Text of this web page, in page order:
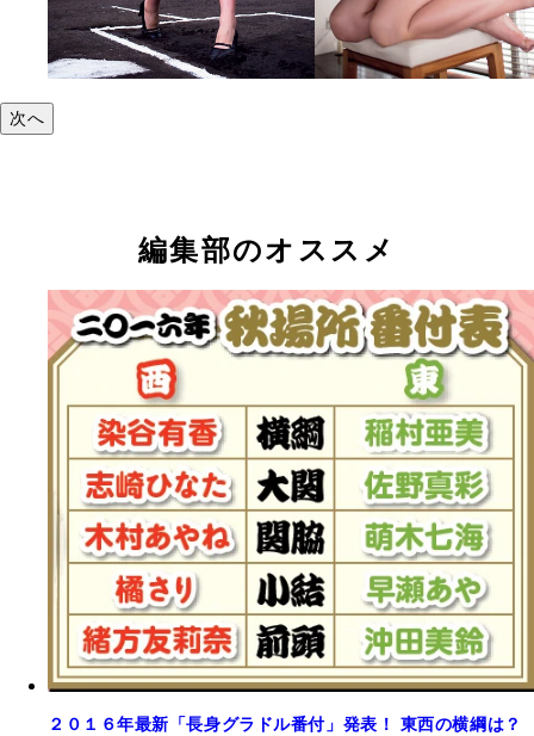
次へ
編集部のオススメ
２０１６年最新「長身グラドル番付」発表！ 東西の横綱は？